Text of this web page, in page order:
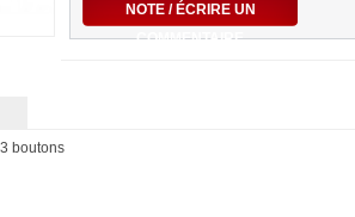
NOTE / ÉCRIRE UN
COMMENTAIRE
boutons